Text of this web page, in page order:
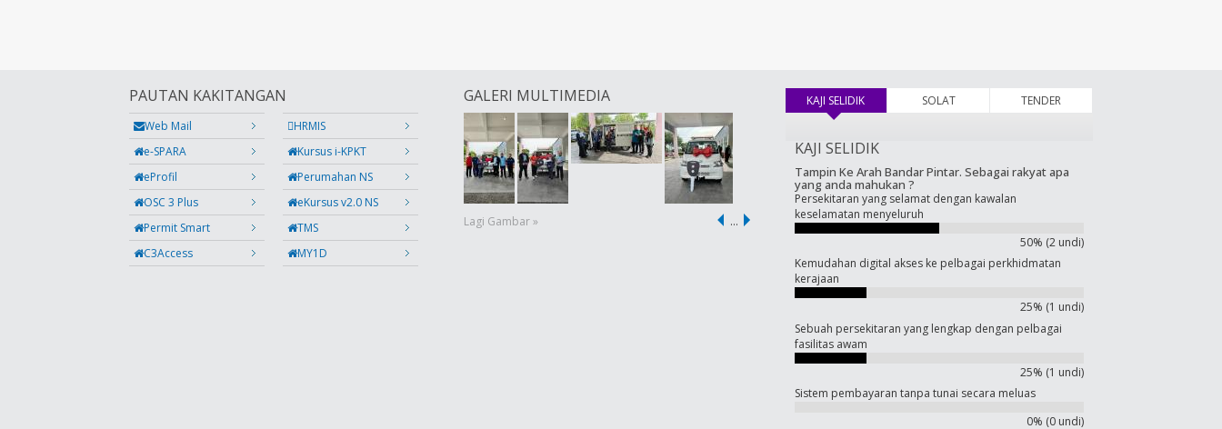
PAUTAN KAKITANGAN
Web Mail
HRMIS
e-SPARA
Kursus i-KPKT
eProfil
Perumahan NS
OSC 3 Plus
eKursus v2.0 NS
Permit Smart
TMS
C3Access
MY1D
GALERI MULTIMEDIA
Lagi Gambar » …
KAJI SELIDIK SOLAT TENDER
KAJI SELIDIK
Tampin Ke Arah Bandar Pintar. Sebagai rakyat apa
yang anda mahukan ?
Persekitaran yang selamat dengan kawalan
keselamatan menyeluruh
50% (2 undi)
Kemudahan digital akses ke pelbagai perkhidmatan
kerajaan
25% (1 undi)
Sebuah persekitaran yang lengkap dengan pelbagai
fasilitas awam
25% (1 undi)
Sistem pembayaran tanpa tunai secara meluas
0% (0 undi)